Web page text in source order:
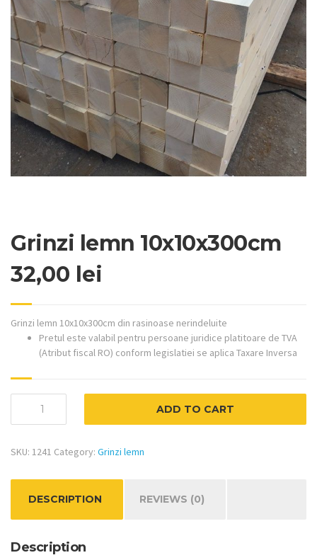
Grinzi lemn 10x10x300cm
32,00 lei
Grinzi lemn 10x10x300cm din rasinoase nerindeluite
Pretul este valabil pentru persoane juridice platitoare de TVA
(Atribut fiscal RO) conform legislatiei se aplica Taxare Inversa
ADD TO CART
SKU: 1241 Category: Grinzi lemn
DESCRIPTION REVIEWS (0)
Description